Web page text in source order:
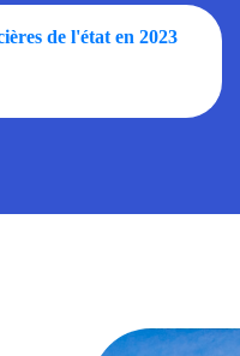
de l'état en 2023